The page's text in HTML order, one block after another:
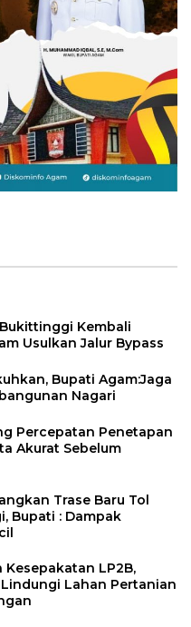
Kembali
Usulkan Jalur Bypass
Bupati Agam:Jaga
Nagari
Percepatan Penetapan
Akurat Sebelum
Trase Baru Tol
Bupati : Dampak
Kesepakatan LP2B,
Lahan Pertanian